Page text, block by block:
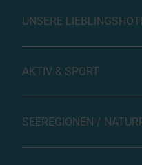
UNSERE
AKTIV & SPORT
SEEREGIONEN /